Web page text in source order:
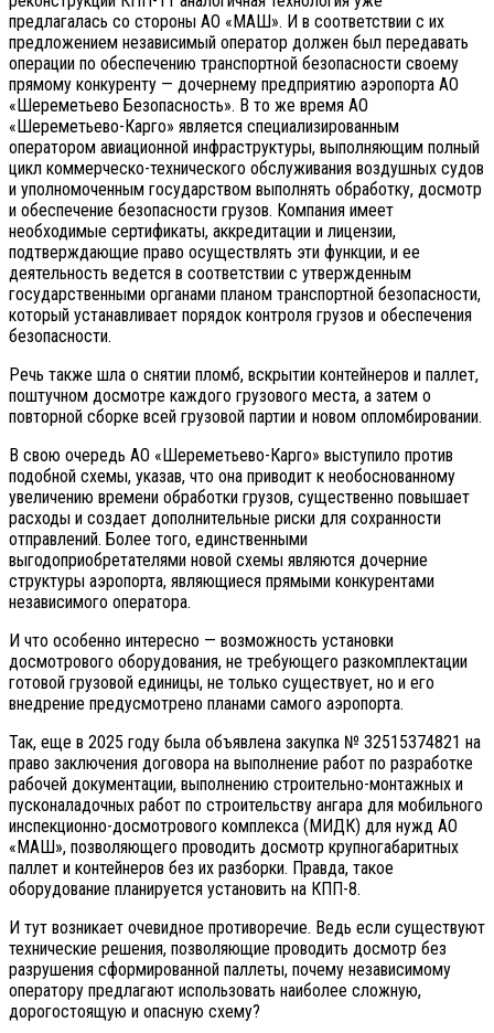
предлагалась со стороны АО «МАШ». И в соответствии с их
предложением независимый оператор должен был передавать
операции по обеспечению транспортной безопасности своему
прямому конкуренту — дочернему предприятию аэропорта АО
«Шереметьево Безопасность». В то же время АО
«Шереметьево-Карго» является специализированным
оператором авиационной инфраструктуры, выполняющим полный
цикл коммерческо-технического обслуживания воздушных судов
и уполномоченным государством выполнять обработку, досмотр
и обеспечение безопасности грузов. Компания имеет
необходимые сертификаты, аккредитации и лицензии,
подтверждающие право осуществлять эти функции, и ее
деятельность ведется в соответствии с утвержденным
государственными органами планом транспортной безопасности,
который устанавливает порядок контроля грузов и обеспечения
безопасности.
Речь также шла о снятии пломб, вскрытии контейнеров и паллет,
поштучном досмотре каждого грузового места, а затем о
повторной сборке всей грузовой партии и новом опломбировании.
В свою очередь АО «Шереметьево-Карго» выступило против
подобной схемы, указав, что она приводит к необоснованному
увеличению времени обработки грузов, существенно повышает
расходы и создает дополнительные риски для сохранности
отправлений. Более того, единственными
выгодоприобретателями новой схемы являются дочерние
структуры аэропорта, являющиеся прямыми конкурентами
независимого оператора.
И что особенно интересно — возможность установки
досмотрового оборудования, не требующего разкомплектации
готовой грузовой единицы, не только существует, но и его
внедрение предусмотрено планами самого аэропорта.
Так, еще в 2025 году была объявлена закупка № 32515374821 на
право заключения договора на выполнение работ по разработке
рабочей документации, выполнению строительно-монтажных и
пусконаладочных работ по строительству ангара для мобильного
инспекционно-досмотрового комплекса (МИДК) для нужд АО
«МАШ», позволяющего проводить досмотр крупногабаритных
паллет и контейнеров без их разборки. Правда, такое
оборудование планируется установить на КПП-8.
И тут возникает очевидное противоречие. Ведь если существуют
технические решения, позволяющие проводить досмотр без
разрушения сформированной паллеты, почему независимому
оператору предлагают использовать наиболее сложную,
дорогостоящую и опасную схему?